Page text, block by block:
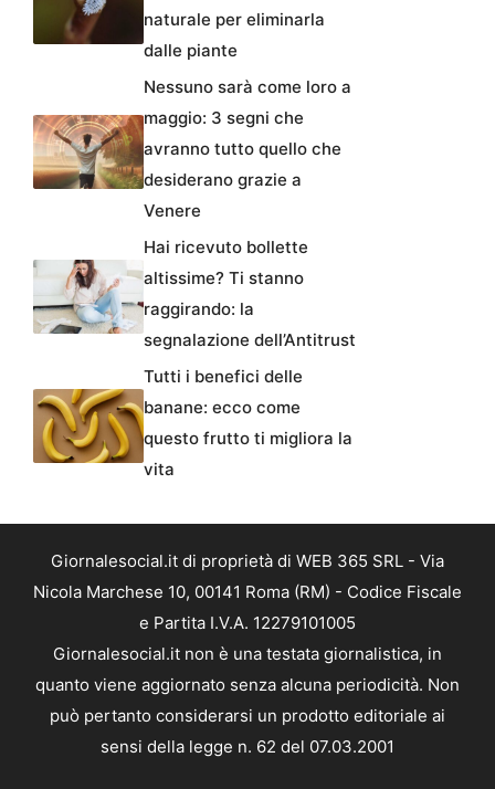
naturale per eliminarla
dalle piante
Nessuno sarà come loro a
maggio: 3 segni che
avranno tutto quello che
desiderano grazie a
Venere
Hai ricevuto bollette
altissime? Ti stanno
raggirando: la
segnalazione dell’Antitrust
Tutti i benefici delle
banane: ecco come
questo frutto ti migliora la
vita
Giornalesocial.it di proprietà di WEB 365 SRL - Via
Nicola Marchese 10, 00141 Roma (RM) - Codice Fiscale
e Partita I.V.A. 12279101005
Giornalesocial.it non è una testata giornalistica, in
quanto viene aggiornato senza alcuna periodicità. Non
può pertanto considerarsi un prodotto editoriale ai
sensi della legge n. 62 del 07.03.2001